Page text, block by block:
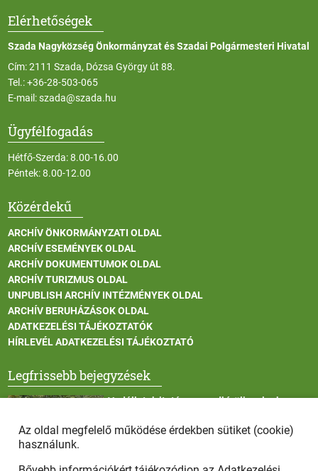
Elérhetőségek
Szada Nagyközség Önkormányzat és Szadai Polgármesteri Hivatal
Cím: 2111 Szada, Dózsa György út 88.
Tel.:+36-28-503-065
E-mail:szada@szada.hu
Ügyfélfogadás
Hétfő-Szerda: 8.00-16.00
Péntek: 8.00-12.00
Közérdekű
ARCHÍV ÖNKORMÁNYZATI OLDAL
ARCHÍV ESEMÉNYEK OLDAL
ARCHÍV DOKUMENTUMOK OLDAL
ARCHÍV TURIZMUS OLDAL
UNPUBLISH ARCHÍV INTÉZMÉNYEK OLDAL
ARCHÍV BERUHÁZÁSOK OLDAL
ADATKEZELÉSI TÁJÉKOZTATÓK
HÍRLEVÉL ADATKEZELÉSI TÁJÉKOZTATÓ
Legfrissebb bejegyzések
Vadállatok itatása a rendkívüli melegben
Az oldal megfelelő működése érdekben sütiket (cookie)
használunk.